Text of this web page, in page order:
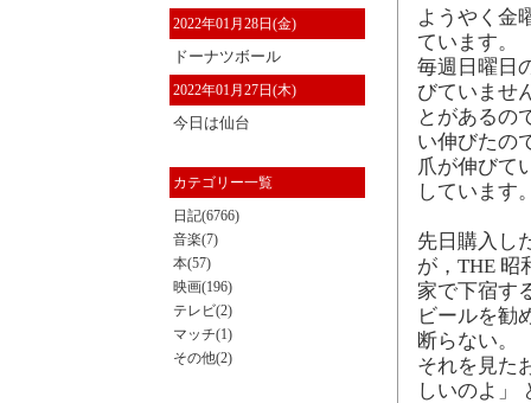
2022年01月28日(金)
ドーナツボール
2022年01月27日(木)
今日は仙台
カテゴリー一覧
日記(6766)
音楽(7)
本(57)
映画(196)
テレビ(2)
マッチ(1)
その他(2)
ようやく金
ています。
毎週日曜日
びていませ
とがあるの
い伸びたの
爪が伸びて
しています
先日購入し
が，THE 昭
家で下宿す
ビールを勧
断らない。
それを見た
しいのよ」